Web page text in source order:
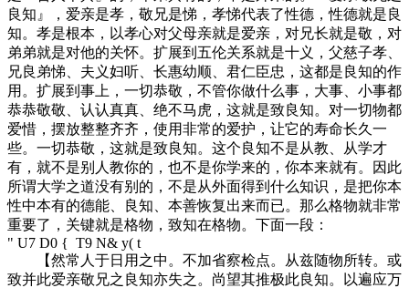
良知』，爱亲是孝，敬兄是悌，孝悌代表了性德，性德就是良
知。孝是根本，以孝心对父母亲就是爱亲，对兄长就是敬，对
弟弟就是对他的关怀。扩展到五伦关系就是十义，父慈子孝、
兄良弟悌、夫义妇听、长惠幼顺、君仁臣忠，这都是良知的作
用。扩展到事上，一切恭敬，不管你做什么事，大事、小事都
恭恭敬敬、认认真真、绝不马虎，这就是致良知。对一切物都
爱惜，摆放整整齐齐，使用非常的爱护，让它的寿命长久一
些。一切恭敬，这就是致良知。这个良知不是从教、从学才
有，就不是别人教你的，也不是你学来的，你本来就有。因此
所谓大学之道没有别的，不是从外面得到什么知识，是把你本
性中本有的德能、良知、本善恢复出来而已。那么格物就非常
重要了，关键就是格物，致知在格物。下面一段：
" U7 D0 { T9 N& y( t
【然常人于日用之中。不加省察检点。从兹随物所转。或
致并此爱亲敬兄之良知亦失之。尚望其推极此良知。以遍应万